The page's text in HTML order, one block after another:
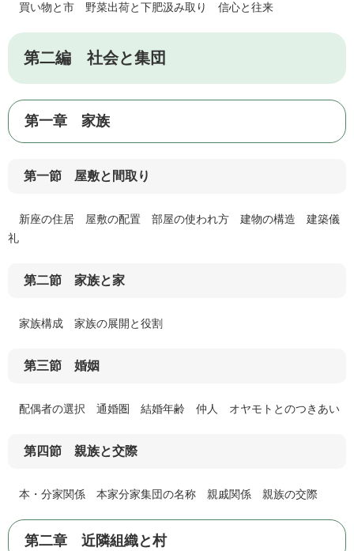
買い物と市 野菜出荷と下肥汲み取り 信心と往来
第二編 社会と集団
第一章 家族
第一節 屋敷と間取り
新座の住居 屋敷の配置 部屋の使われ方 建物の構造 建築儀
礼
第二節 家族と家
家族構成 家族の展開と役割
第三節 婚姻
配偶者の選択 通婚圏 結婚年齢 仲人 オヤモトとのつきあい
第四節 親族と交際
本・分家関係 本家分家集団の名称 親戚関係 親族の交際
第二章 近隣組織と村